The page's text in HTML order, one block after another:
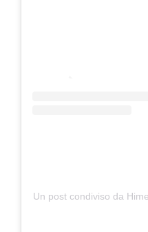
Un post condiviso da